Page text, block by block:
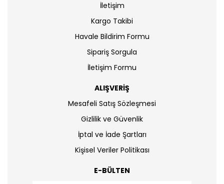
İletişim
Kargo Takibi
Havale Bildirim Formu
Sipariş Sorgula
İletişim Formu
ALIŞVERİŞ
Mesafeli Satış Sözleşmesi
Gizlilik ve Güvenlik
İptal ve İade Şartları
Kişisel Veriler Politikası
E-BÜLTEN